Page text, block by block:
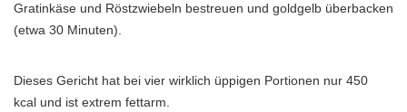
Gratinkäse und Röstzwiebeln bestreuen und goldgelb überbacken
(etwa 30 Minuten).
Dieses Gericht hat bei vier wirklich üppigen Portionen nur 450
kcal und ist extrem fettarm.